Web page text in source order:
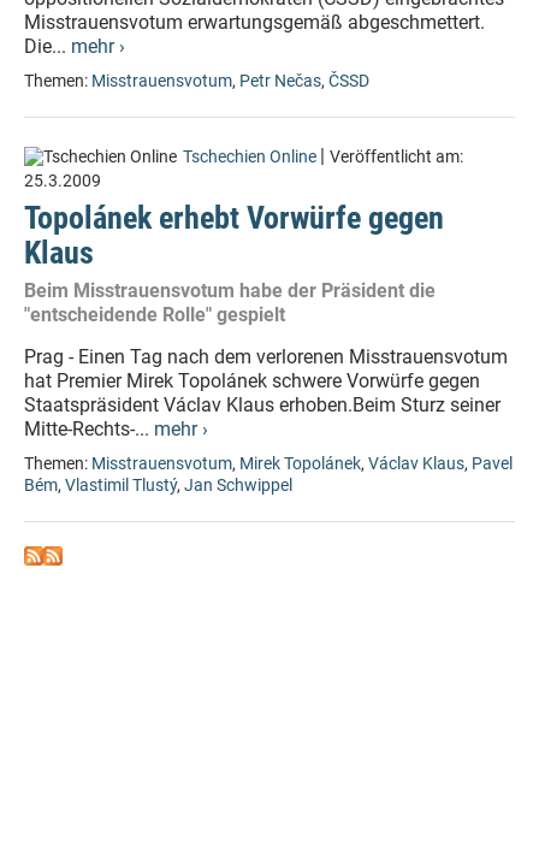
Misstrauensvotum erwartungsgemäß abgeschmettert.
Die... mehr ›
Themen: Misstrauensvotum, Petr Nečas, ČSSD
Tschechien Online | Veröffentlicht am:
25.3.2009
Topolánek erhebt Vorwürfe gegen
Klaus
Beim Misstrauensvotum habe der Präsident die
"entscheidende Rolle" gespielt
Prag - Einen Tag nach dem verlorenen Misstrauensvotum
hat Premier Mirek Topolánek schwere Vorwürfe gegen
Staatspräsident Václav Klaus erhoben.Beim Sturz seiner
Mitte-Rechts-... mehr ›
Themen: Misstrauensvotum, Mirek Topolánek, Václav Klaus, Pavel
Bém, Vlastimil Tlustý, Jan Schwippel